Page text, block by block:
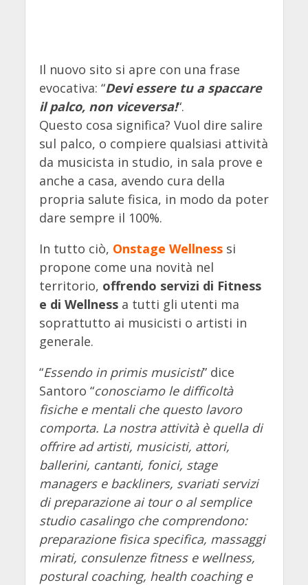
Il nuovo sito si apre con una frase
evocativa: “Devi essere tu a spaccare
il palco, non viceversa!“.
Questo cosa significa? Vuol dire salire
sul palco, o compiere qualsiasi attività
da musicista in studio, in sala prove e
anche a casa, avendo cura della
propria salute fisica, in modo da poter
dare sempre il 100%.
In tutto ciò, Onstage Wellnesssi
propone come una novità nel
territorio, offrendo servizi di Fitness
e di Wellnessa tutti gli utenti ma
soprattutto ai musicisti o artisti in
generale.
“Essendo in primis musicisti” dice
Santoro “conosciamo le difficoltà
fisiche e mentali che questo lavoro
comporta. La nostra attività è quella di
offrire ad artisti, musicisti, attori,
ballerini, cantanti, fonici, stage
managers e backliners, svariati servizi
di preparazione ai tour o al semplice
studio casalingo che comprendono:
preparazione fisica specifica, massaggi
mirati, consulenze fitness e wellness,
postural coaching, health coaching e